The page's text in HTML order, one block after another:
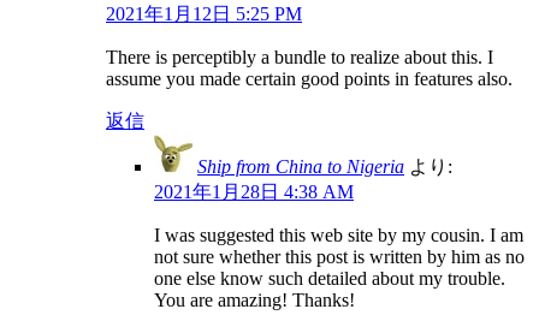
2021年1月12日 5:25 PM
There is perceptibly a bundle to realize about this. I
assume you made certain good points in features also.
返信
Ship from China to Nigeria より:
2021年1月28日 4:38 AM
I was suggested this web site by my cousin. I am
not sure whether this post is written by him as no
one else know such detailed about my trouble.
You are amazing! Thanks!